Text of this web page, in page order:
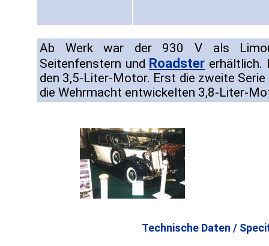
Ab Werk war der 930 V als
Seitenfenstern und Roadster erhältlich.
den 3,5-Liter-Motor. Erst die zweite
die Wehrmacht entwickelten 3,8-Liter-
Technische Daten /